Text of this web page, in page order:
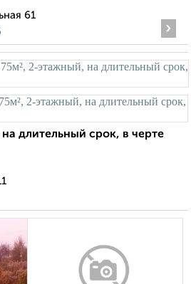
61
›
длительный срок, в черте